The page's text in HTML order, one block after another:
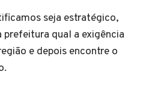
seja estratégico,
prefeitura qual a exigência
e depois encontre o